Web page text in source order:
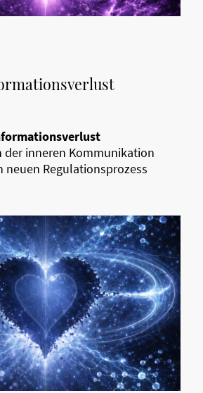
inneren Kommunikation
neuen Regulationsprozess